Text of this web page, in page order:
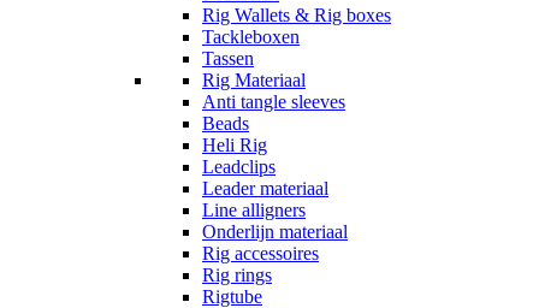
Rig Wallets & Rig boxes
Tackleboxen
Tassen
Rig Materiaal
Anti tangle sleeves
Beads
Heli Rig
Leadclips
Leader materiaal
Line alligners
Onderlijn materiaal
Rig accessoires
Rig rings
Rigtube